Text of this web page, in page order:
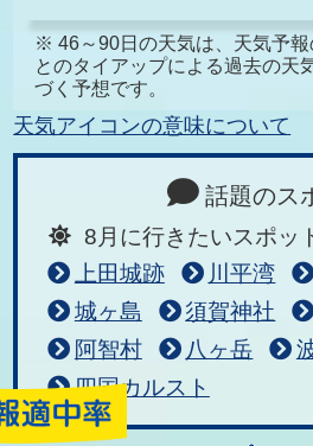
※ 46～90日の天気は、天気予報
とのタイアップによる過去の天
づく予想です。
天気アイコンの意味について
話題のス
8月に行きたいスポッ
上田城跡
川平湾
城ヶ島
須賀神社
阿智村
八ヶ岳
四国カルスト